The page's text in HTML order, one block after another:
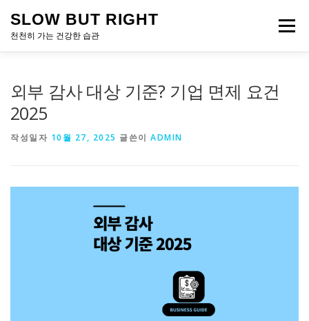
SLOW BUT RIGHT
천천히 가는 건강한 습관
메뉴
외부 감사 대상 기준? 기업 면제 요건
2025
작성일자 10월 27, 2025 글쓴이 ADMIN